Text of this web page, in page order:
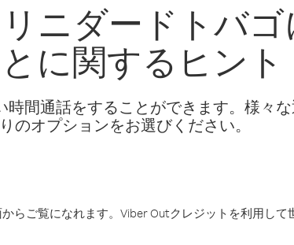
ニダードトバ
に関するヒント
間通話をすることができます。様々
りのオプションをお選びください。
らご覧になれます。Viber Outクレジットを利用し